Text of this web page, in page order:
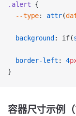
.alert {
  --type
: attr(
  background
: if(
  border-left
: 4
}
容器尺寸示例（